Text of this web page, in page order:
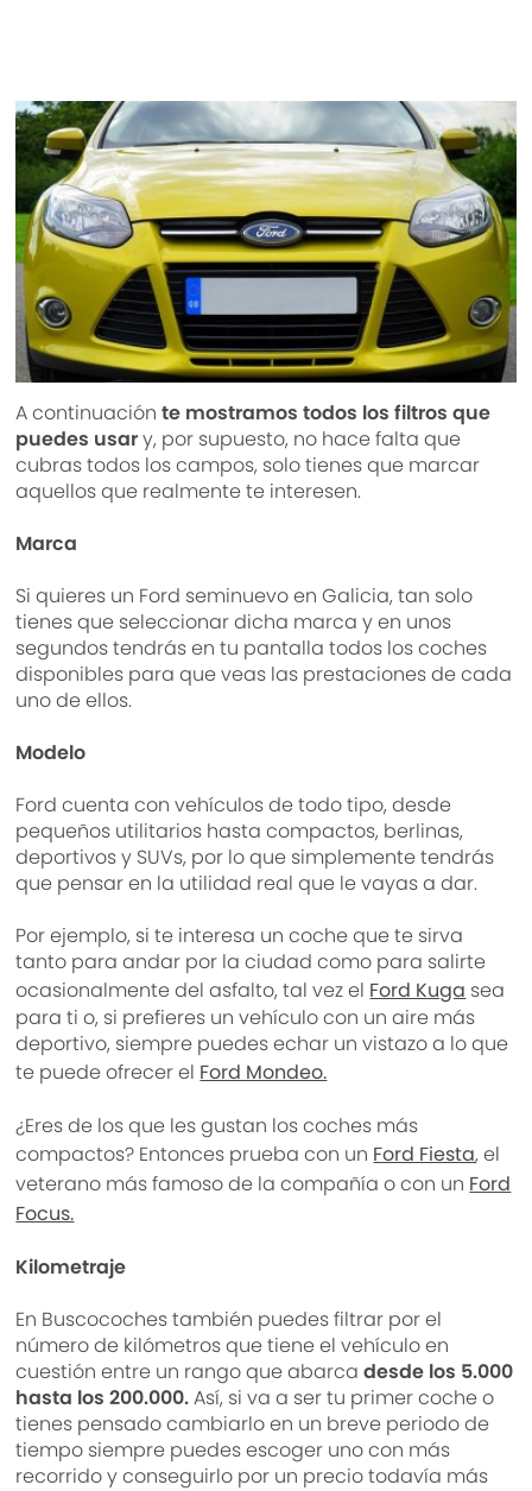
A continuaciónte mostramos todos los filtros que
puedes usary, por supuesto, no hace falta que
cubras todos los campos, solo tienes que marcar
aquellos que realmente te interesen.
Marca
Si quieres un Ford seminuevo en Galicia, tan solo
tienes que seleccionar dicha marca y en unos
segundos tendrás en tu pantalla todos los coches
disponibles para que veas las prestaciones de cada
uno de ellos.
Modelo
Ford cuenta con vehículos de todo tipo, desde
pequeños utilitarios hasta compactos, berlinas,
deportivos y SUVs, por lo que simplemente tendrás
que pensar en la utilidad real que le vayas a dar.
Por ejemplo, si te interesa un coche que te sirva
tanto para andar por la ciudad como para salirte
ocasionalmente del asfalto, tal vez el Ford Kuga sea
para ti o, si prefieres un vehículo con un aire más
deportivo, siempre puedes echar un vistazo a lo que
te puede ofrecer el Ford Mondeo.
¿Eres de los que les gustan los coches más
compactos? Entonces prueba con un Ford Fiesta, el
veterano más famoso de la compañía o con un Ford
Focus.
Kilometraje
En Buscocoches también puedes filtrar por el
número de kilómetros que tiene el vehículo en
cuestión entre un rango que abarcadesde los 5.000
hasta los 200.000.Así, si va a ser tu primer coche o
tienes pensado cambiarlo en un breve periodo de
tiempo siempre puedes escoger uno con más
recorrido y conseguirlo por un precio todavía más